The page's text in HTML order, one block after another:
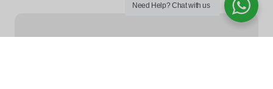
Need Help?Chat with us